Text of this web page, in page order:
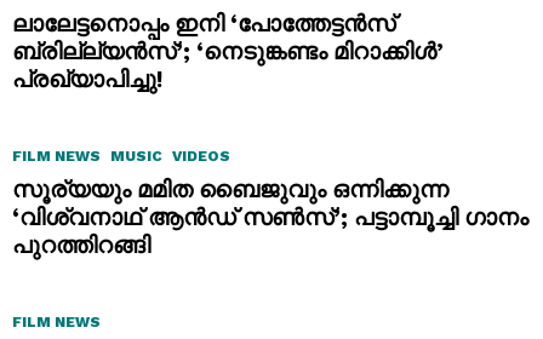
ലാലേട്ടനൊപ്പം ഇനി ‘പോത്തേട്ടൻസ്
ബ്രില്ല്യൻസ്’; ‘നെടുങ്കണ്ടം മിറാക്കിൾ’
പ്രഖ്യാപിച്ചു!
FILM NEWS MUSIC VIDEOS
സൂര്യയും മമിത ബൈജുവും ഒന്നിക്കുന്ന
‘വിശ്വനാഥ് ആൻഡ് സൺസ്’; പട്ടാമ്പൂച്ചി ഗാനം
പുറത്തിറങ്ങി
FILM NEWS